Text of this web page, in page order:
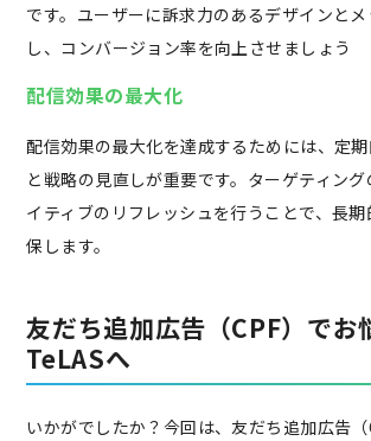
です。ユーザーに訴求力のあるデザインと
し、コンバージョン率を向上させましょう
配信効果の最大化
配信効果の最大化を達成するためには、定
と戦略の見直しが重要です。ターゲティン
イティブのリフレッシュを行うことで、長
保します。
友だち追加広告（CPF）でお
TeLASへ
いかがでしたか？今回は、友だち追加広告